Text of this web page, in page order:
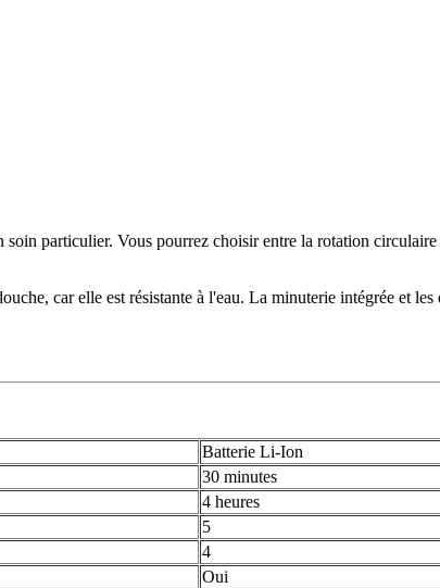
soin particulier. Vous pourrez choisir entre la rotation
car elle est résistante à l'eau. La minuterie intégrée et
Batterie Li-Ion
30 minutes
4 heures
5
4
Oui